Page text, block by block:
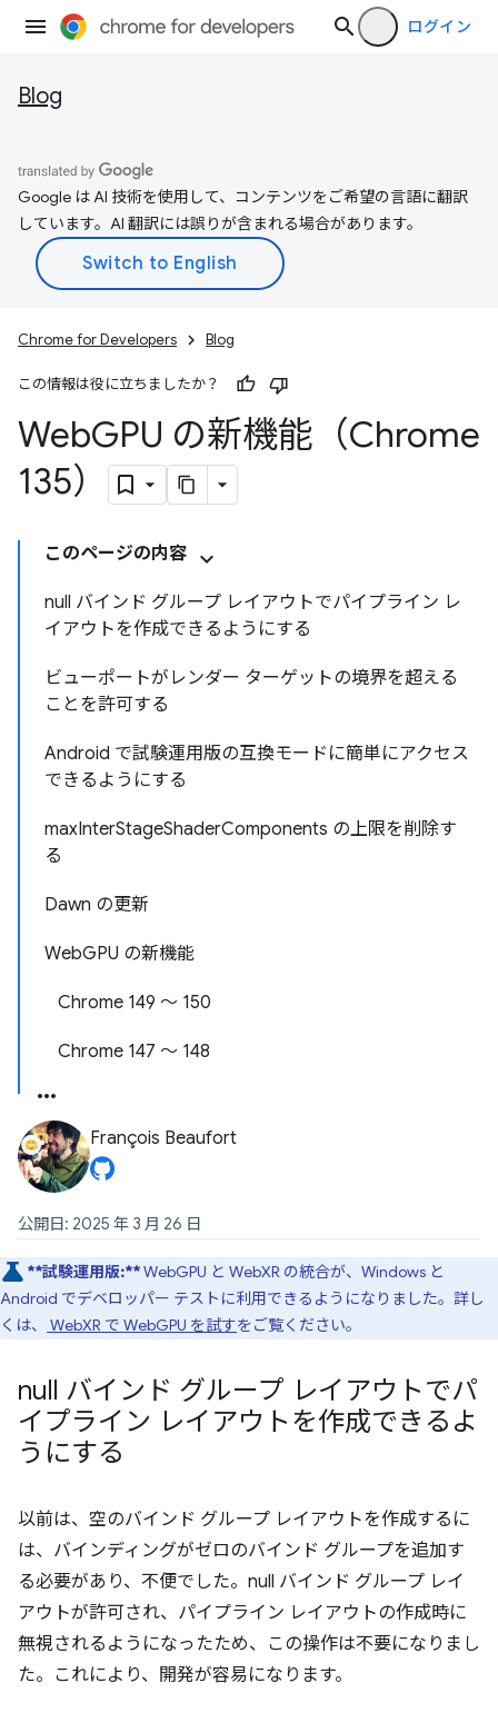
ログイン
Blog
Google は AI 技術を使用して、コンテンツをご希望の言語に翻訳
しています。AI 翻訳には誤りが含まれる場合があります。
Chrome for Developers Blog
この情報は役に立ちましたか？
WebGPU の新機能（Chrome
135）
このページの内容
null バインド グループ レイアウトでパイプライン レ
イアウトを作成できるようにする
ビューポートがレンダー ターゲットの境界を超える
ことを許可する
Android で試験運用版の互換モードに簡単にアクセス
できるようにする
maxInterStageShaderComponents の上限を削除す
る
Dawn の更新
WebGPU の新機能
Chrome 149 ～ 150
Chrome 147 ～ 148
François Beaufort
公開日: 2025 年 3 月 26 日
**試験運用版:**WebGPU と WebXR の統合が、Windows と
Android でデベロッパー テストに利用できるようになりました。詳し
くは、
WebXR で WebGPU を試すをご覧ください。
null バインド グループ レイアウトでパ
イプライン レイアウトを作成できるよ
うにする
以前は、空のバインド グループ レイアウトを作成するに
は、バインディングがゼロのバインド グループを追加す
る必要があり、不便でした。null バインド グループ レイ
アウトが許可され、パイプライン レイアウトの作成時に
無視されるようになったため、この操作は不要になりまし
た。これにより、開発が容易になります。